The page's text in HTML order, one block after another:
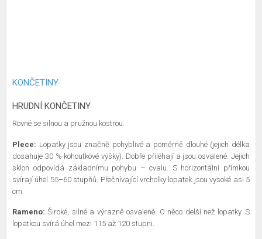
KONČETINY
HRUDNÍ KONČETINY
Rovné se silnou a pružnou kostrou.
Plece: Lopatky jsou značně pohyblivé a poměrně dlouhé (jejich délka
dosahuje 30 % kohoutkové výšky). Dobře přiléhají a jsou osvalené. Jejich
sklon odpovídá základnímu pohybu – cvalu. S horizontální přímkou
svírají úhel 55–60 stupňů. Přečnívající vrcholky lopatek jsou vysoké asi 5
cm.
Rameno: Široké, silné a výrazně osvalené. O něco delší než lopatky. S
lopatkou svírá úhel mezi 115 až 120 stupni.